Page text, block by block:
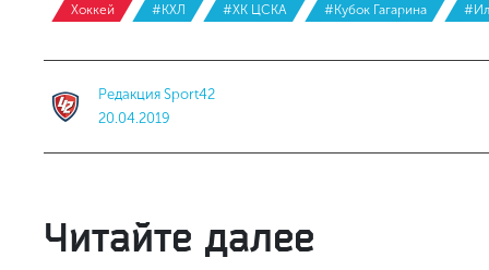
Хоккей #КХЛ #ХК ЦСКА #Кубок Гагарина
Редакция Sport42
20.04.2019
Читайте далее